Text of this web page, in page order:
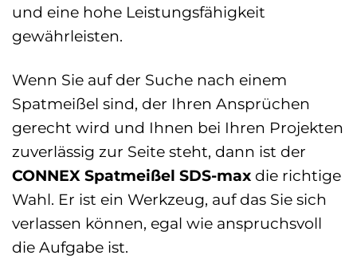
und eine hohe Leistungsfähigkeit
gewährleisten.
Wenn Sie auf der Suche nach einem
Spatmeißel sind, der Ihren Ansprüchen
gerecht wird und Ihnen bei Ihren Projekten
zuverlässig zur Seite steht, dann ist der
CONNEX Spatmeißel SDS-max die richtige
Wahl. Er ist ein Werkzeug, auf das Sie sich
verlassen können, egal wie anspruchsvoll
die Aufgabe ist.